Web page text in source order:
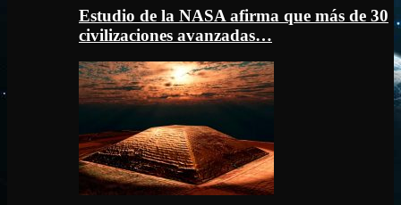
Estudio de la NASA afirma que más de 30
civilizaciones avanzadas…